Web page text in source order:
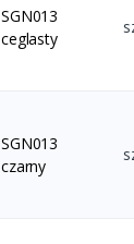
SGN013
ceglasty
SGN013
czarny